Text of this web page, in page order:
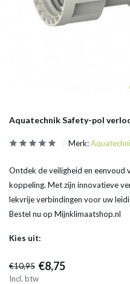
Aquatechnik Safety-pol
Merk:
Ontdek de veiligheid en eenvoud
koppeling. Met zijn innovatieve
lekvrije verbindingen voor uw
Bestel nu op Mijnklimaatshop.nl
Kies uit:
€10,95 €8,75
Incl. btw